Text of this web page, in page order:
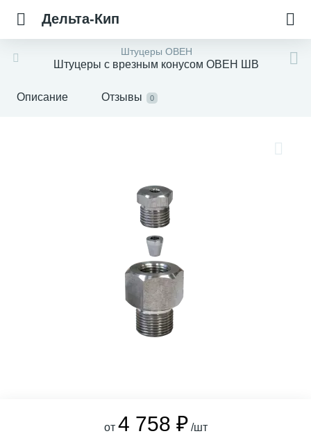
Дельта-Кип
Штуцеры ОВЕН
Штуцеры с врезным конусом ОВЕН ШВ
Описание Отзывы 0
от 4 758 ₽ /шт